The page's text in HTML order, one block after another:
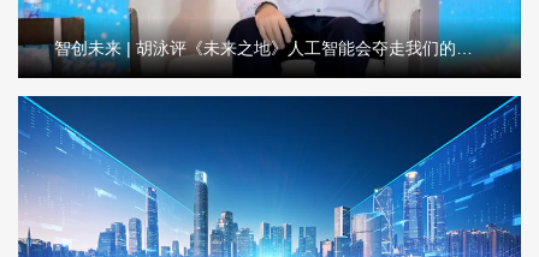
智创未来 | 胡泳评《未来之地》人工智能会夺走我们的生活意义吗？